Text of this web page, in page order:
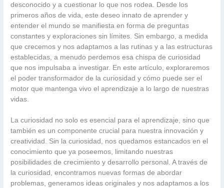
desconocido y a cuestionar lo que nos rodea. Desde los
primeros años de vida, este deseo innato de aprender y
entender el mundo se manifiesta en forma de preguntas
constantes y exploraciones sin límites. Sin embargo, a medida
que crecemos y nos adaptamos a las rutinas y a las estructuras
establecidas, a menudo perdemos esa chispa de curiosidad
que nos impulsaba a investigar. En este artículo, exploraremos
el poder transformador de la curiosidad y cómo puede ser el
motor que mantenga vivo el aprendizaje a lo largo de nuestras
vidas.
La curiosidad no solo es esencial para el aprendizaje, sino que
también es un componente crucial para nuestra innovación y
creatividad. Sin la curiosidad, nos quedamos estancados en el
conocimiento que ya poseemos, limitando nuestras
posibilidades de crecimiento y desarrollo personal. A través de
la curiosidad, encontramos nuevas formas de abordar
problemas, generamos ideas originales y nos adaptamos a los